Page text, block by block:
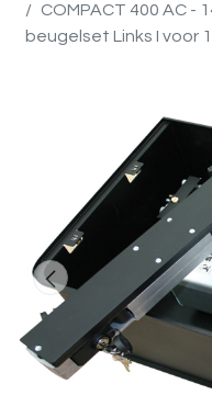
COMPACT 400 AC -
beugelset Links I voor